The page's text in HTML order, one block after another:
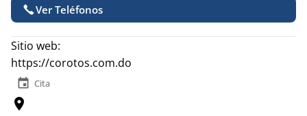
Ver Teléfonos
Sitio web:
https://corotos.com.do
event Cita
location_on